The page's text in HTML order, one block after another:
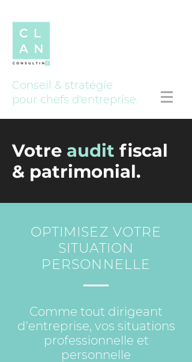
Conseil & stratégie
pour chefs d'entreprise.
Votre audit fiscal
& patrimonial.
OPTIMISEZ VOTRE
SITUATION
PERSONNELLE
Comme tout dirigeant
d'entreprise, vos situations
professionnelle et
personnelle